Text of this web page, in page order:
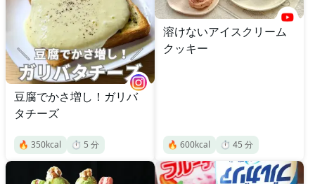
豆腐でかさ増し！ガリバ
タチーズ
🔥 350kcal ⏱️ 5 分
溶けないアイスクリーム
クッキー
🔥 600kcal ⏱️ 45 分